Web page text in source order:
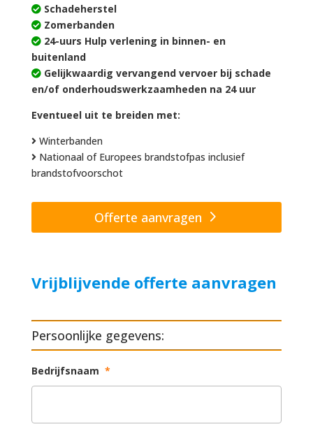
Schadeherstel
Zomerbanden
24-uurs Hulp verlening in binnen- en
buitenland
Gelijkwaardig vervangend vervoer bij schade
en/of onderhoudswerkzaamheden na 24 uur
Eventueel uit te breiden met:
Winterbanden
Nationaal of Europees brandstofpas inclusief
brandstofvoorschot
Offerte aanvragen
Vrijblijvende offerte aanvragen
Persoonlijke gegevens:
Bedrijfsnaam *